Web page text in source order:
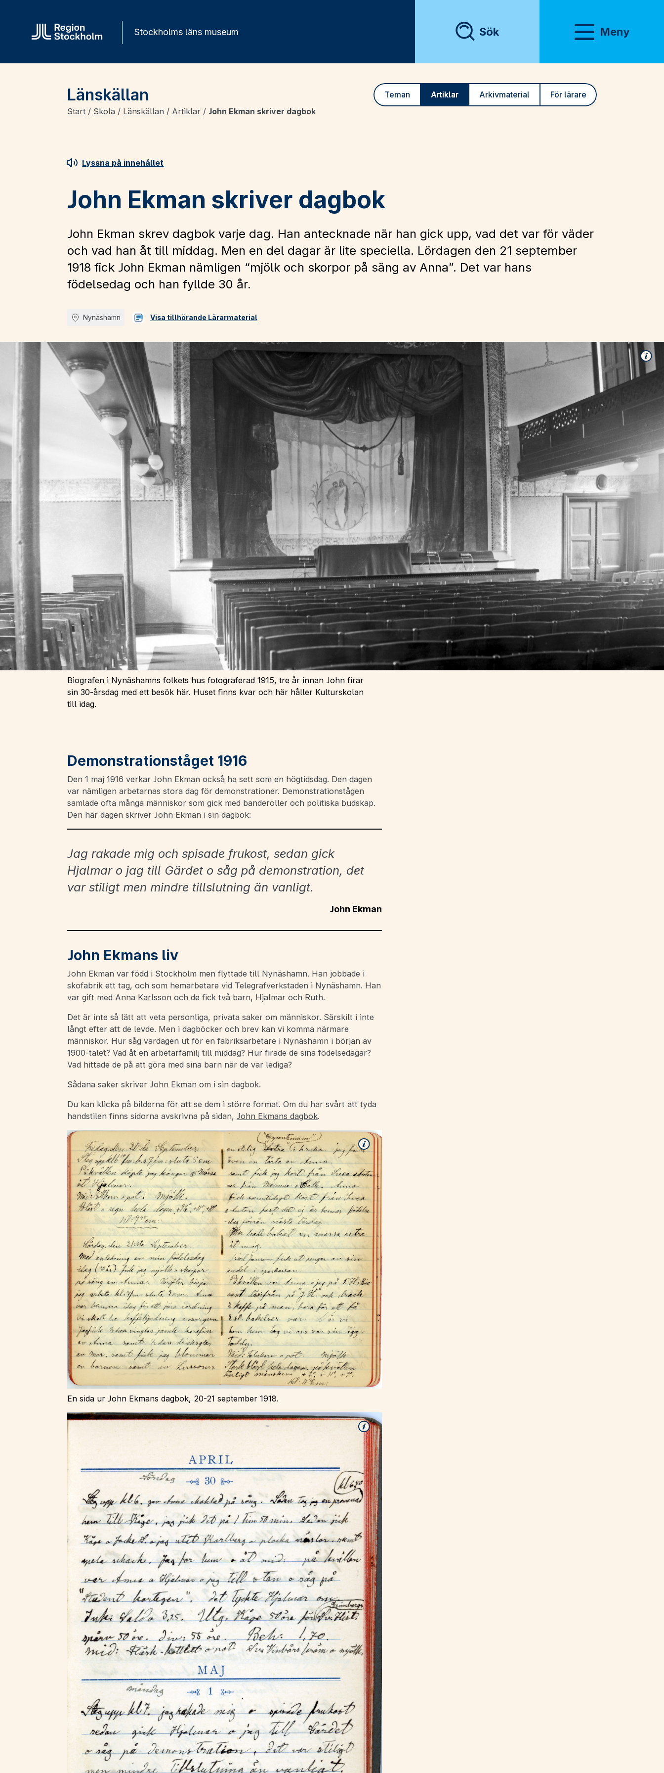
Stockholms läns museum Sök Meny
Visa meny
Länskällan Teman Artiklar Arkivmaterial
För lärare
Start / Skola / Länskällan / Artiklar / John Ekman skriver dagbok
Lyssna på innehållet
John Ekman skriver dagbok
John Ekman skrev dagbok varje dag. Han antecknade när han gick upp, vad det var för väder
och vad han åt till middag. Men en del dagar är lite speciella. Lördagen den 21 september
1918 fick John Ekman nämligen “mjölk och skorpor på säng av Anna”. Det var hans
födelsedag och han fyllde 30 år.
Nynäshamn Visa tillhörande Lärarmaterial
Biografen i Nynäshamns folkets hus fotograferad 1915, tre år innan John firar
sin 30-årsdag med ett besök här. Huset finns kvar och här håller Kulturskolan
till idag.
Demonstrationståget 1916
Den 1 maj 1916 verkar John Ekman också ha sett som en högtidsdag. Den dagen
var nämligen arbetarnas stora dag för demonstrationer. Demonstrationstågen
samlade ofta många människor som gick med banderoller och politiska budskap.
Den här dagen skriver John Ekman i sin dagbok:
Jag rakade mig och spisade frukost, sedan gick
Hjalmar o jag till Gärdet o såg på demonstration, det
var stiligt men mindre tillslutning än vanligt.
John Ekman
John Ekmans liv
John Ekman var född i Stockholm men flyttade till Nynäshamn. Han jobbade i
skofabrik ett tag, och som hemarbetare vid Telegrafverkstaden i Nynäshamn. Han
var gift med Anna Karlsson och de fick två barn, Hjalmar och Ruth.
Det är inte så lätt att veta personliga, privata saker om människor. Särskilt i inte
långt efter att de levde. Men i dagböcker och brev kan vi komma närmare
människor. Hur såg vardagen ut för en fabriksarbetare i Nynäshamn i början av
1900-talet? Vad åt en arbetarfamilj till middag? Hur firade de sina födelsedagar?
Vad hittade de på att göra med sina barn när de var lediga?
Sådana saker skriver John Ekman om i sin dagbok.
Du kan klicka på bilderna för att se dem i större format. Om du har svårt att tyda
handstilen finns sidorna avskrivna på sidan, John Ekmans dagbok.
En sida ur John Ekmans dagbok, 20-21 september 1918.